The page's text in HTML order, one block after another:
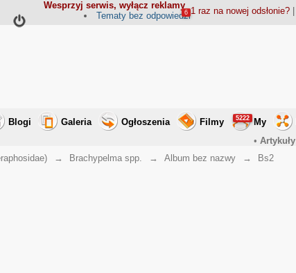
Wesprzyj serwis, wyłącz reklamy
1 raz na nowej odsłonie?|
Tematy bez odpowiedzi
6
Blogi Galeria Ogłoszenia Filmy My
5222
• Artykuły
→ Brachypelma spp. → Album bez nazwy → Bs2